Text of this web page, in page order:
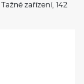
Tažné zařízení, 142